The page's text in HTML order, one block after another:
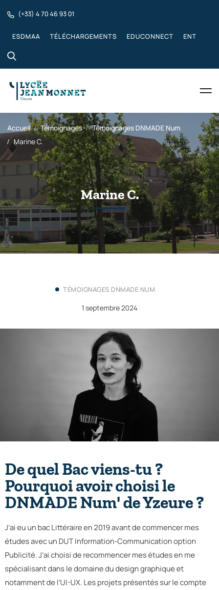
(+33) 4 70 46 93 01
ESDMAA TÉLÉCHARGEMENTS EDUCONNECT ENT
Accueil Témoignages
Témoignages DNMADE Num
Marine C.
Marine C.
TÉMOIGNAGES DNMADE NUM
1 septembre 2024
De quel Bac viens-tu ?
Pourquoi avoir choisi le
DNMADE Num' de Yzeure ?
J’ai eu un bac Littéraire en 2019 avant de commencer mes
études avec un DUT Information-Communication option
Publicité. J’ai choisi de recommencer mes études en me
spécialisant dans le domaine du design graphique et
notamment de l’UI-UX. Les projets présentés sur le compte